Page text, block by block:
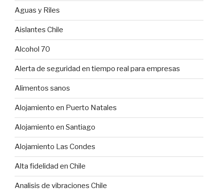
Aguas y Riles
Aislantes Chile
Alcohol 70
Alerta de seguridad en tiempo real para empresas
Alimentos sanos
Alojamiento en Puerto Natales
Alojamiento en Santiago
Alojamiento Las Condes
Alta fidelidad en Chile
Analisis de vibraciones Chile